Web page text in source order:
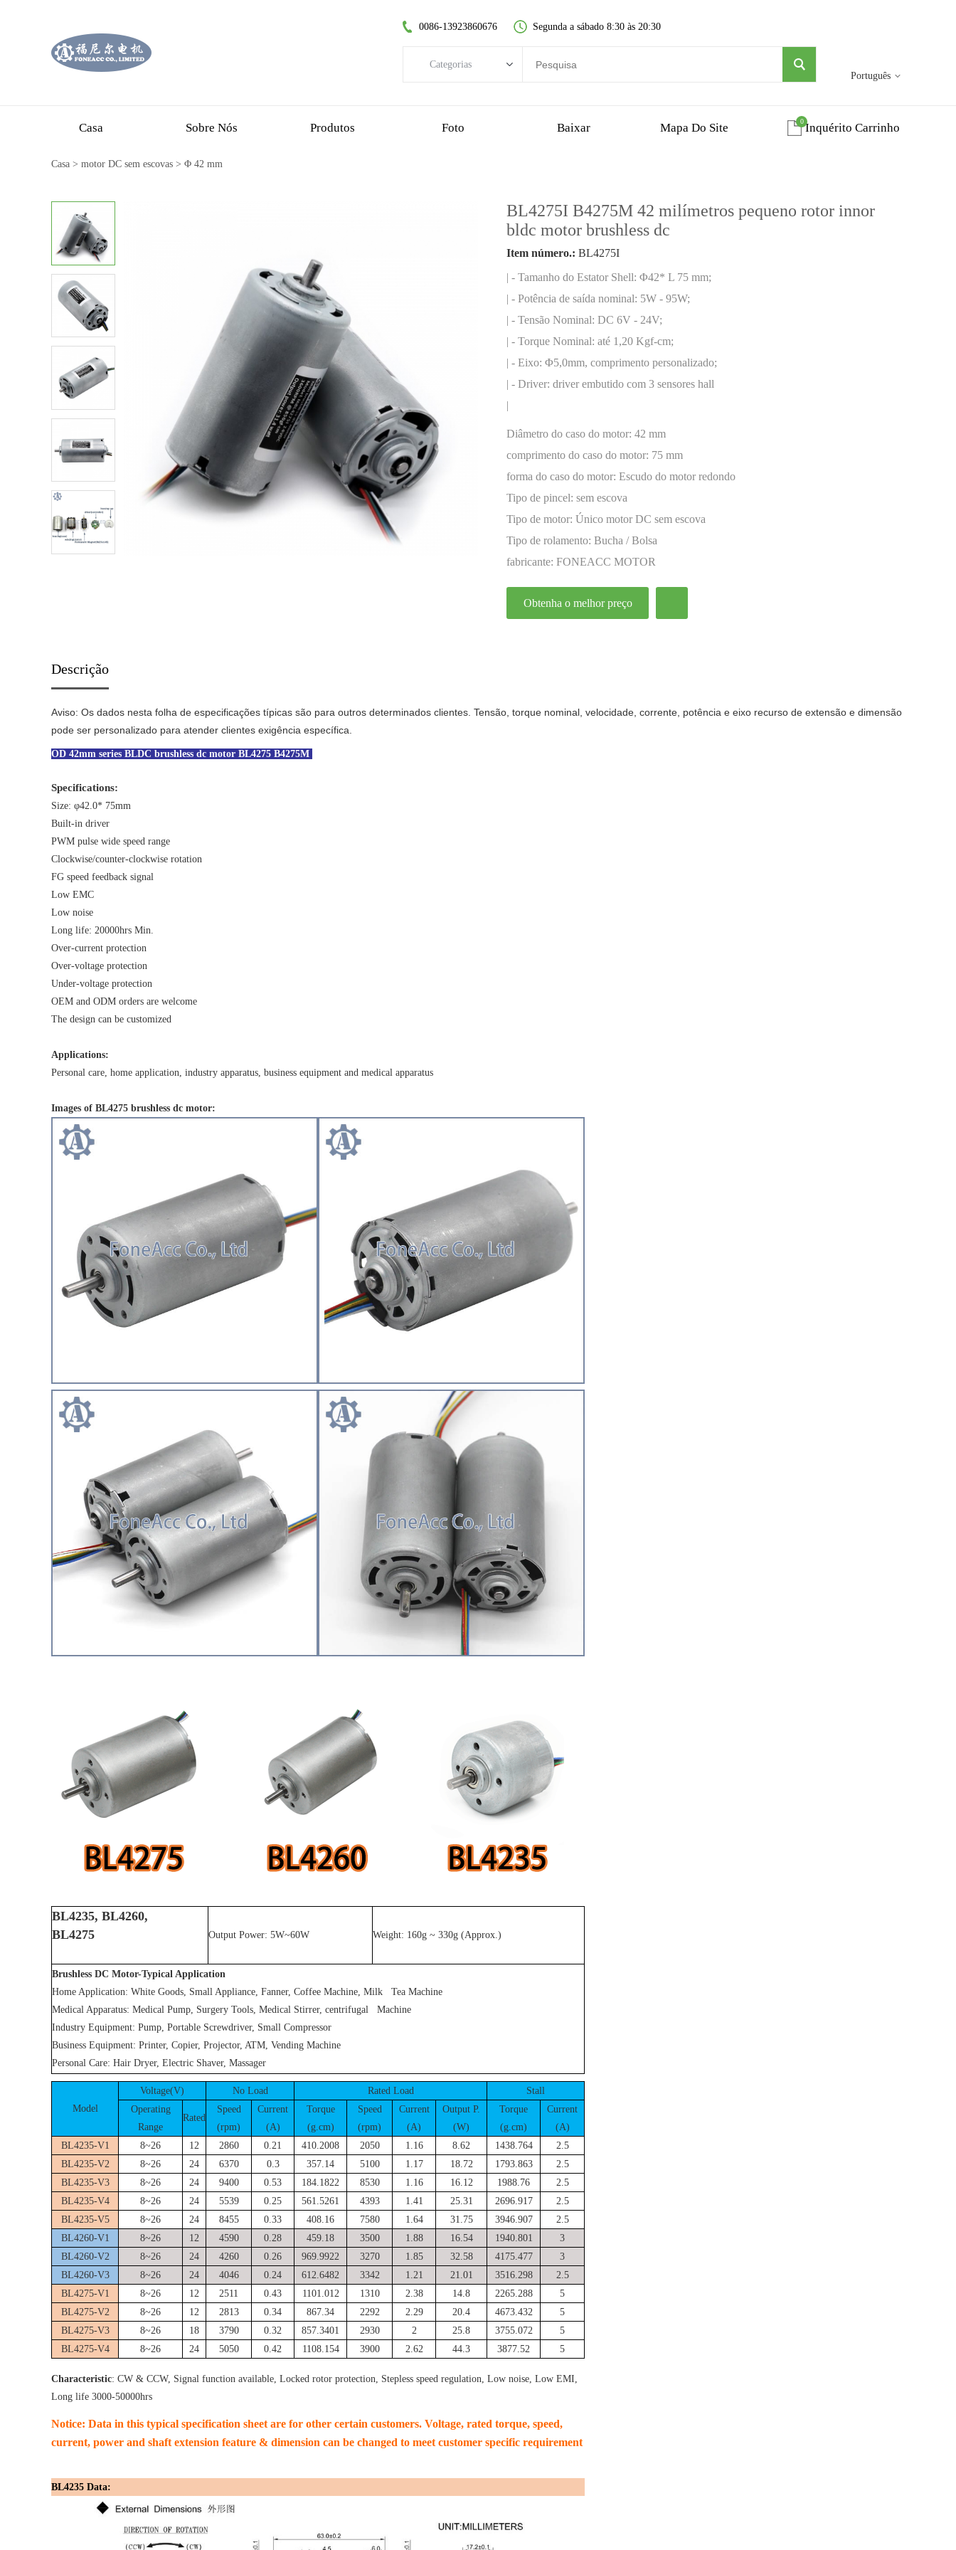
Português
0086-13923860676 Segunda a sábado 8:30 às 20:30
Categorias
motor sem escova sem núcleo
motorredutor sem-fim
Casa Sobre Nós Produtos Foto Baixar Mapa Do Site Inquérito Carrinho
0
Casa > motor DC sem escovas > Φ 42 mm
BL4275I B4275M 42 milímetros pequeno rotor innor
bldc motor brushless dc
Item número.: BL4275I
| - Tamanho do Estator Shell: Φ42* L 75 mm;
| - Potência de saída nominal: 5W - 95W;
| - Tensão Nominal: DC 6V - 24V;
| - Torque Nominal: até 1,20 Kgf-cm;
| - Eixo: Φ5,0mm, comprimento personalizado;
| - Driver: driver embutido com 3 sensores hall
|
Diâmetro do caso do motor: 42 mm
comprimento do caso do motor: 75 mm
forma do caso do motor: Escudo do motor redondo
Tipo de pincel: sem escova
Tipo de motor: Único motor DC sem escova
Tipo de rolamento: Bucha / Bolsa
fabricante: FONEACC MOTOR
Obtenha o melhor preço
Descrição
Aviso: Os dados nesta folha de especificações típicas são para outros determinados clientes. Tensão, torque nominal, velocidade, corrente, potência e eixo recurso de extensão e dimensão
pode ser personalizado para atender clientes exigência específica.
OD 42mm series BLDC brushless dc motor BL4275 B4275M
Specifications:
Size: φ42.0* 75mm
Built-in driver
PWM pulse wide speed range
Clockwise/counter-clockwise rotation
FG speed feedback signal
Low EMC
Low noise
Long life: 20000hrs Min.
Over-current protection
Over-voltage protection
Under-voltage protection
OEM and ODM orders are welcome
The design can be customized
Applications:
Personal care, home application, industry apparatus, business equipment and medical apparatus
Images of BL4275 brushless dc motor:
BL4235, BL4260,
BL4275
Output Power: 5W~60W Weight: 160g ~ 330g (Approx.)
Brushless DC Motor-Typical Application
Home Application: White Goods, Small Appliance, Fanner, Coffee Machine, Milk Tea Machine
Medical Apparatus: Medical Pump, Surgery Tools, Medical Stirrer, centrifugal Machine
Industry Equipment: Pump, Portable Screwdriver, Small Compressor
Business Equipment: Printer, Copier, Projector, ATM, Vending Machine
Personal Care: Hair Dryer, Electric Shaver, Massager
Model
Voltage(V) No Load Rated Load
Stall
Operating
Range
Rated
Speed
(rpm)
Current
(A)
Torque
(g.cm)
Speed
(rpm)
Current
(A)
Output P.
(W)
Torque
(g.cm)
Current
(A)
BL4235-V1
8~26 12 2860 0.21 410.2008 2050 1.16 8.62 1438.764
2.5
BL4235-V2
8~26 24 6370 0.3 357.14 5100 1.17 18.72 1793.863
2.5
BL4235-V3
8~26 24 9400 0.53 184.1822 8530 1.16 16.12 1988.76
2.5
BL4235-V4
8~26 24 5539 0.25 561.5261 4393 1.41 25.31 2696.917
2.5
BL4235-V5
8~26 24 8455 0.33 408.16 7580 1.64 31.75 3946.907
2.5
BL4260-V1
8~26 12 4590 0.28 459.18 3500 1.88 16.54 1940.801
3
BL4260-V2
8~26 24 4260 0.26 969.9922 3270 1.85 32.58 4175.477
3
BL4260-V3
8~26 24 4046 0.24 612.6482 3342 1.21 21.01 3516.298
2.5
BL4275-V1
8~26 12 2511 0.43 1101.012 1310 2.38 14.8 2265.288
5
BL4275-V2
8~26 12 2813 0.34 867.34 2292 2.29 20.4 4673.432
5
BL4275-V3
8~26 18 3790 0.32 857.3401 2930 2 25.8 3755.072
5
BL4275-V4
8~26 24 5050 0.42 1108.154 3900 2.62 44.3 3877.52 5
Characteristic: CW & CCW, Signal function available, Locked rotor protection, Stepless speed regulation, Low noise, Low EMI,
Long life 3000-50000hrs
Notice: Data in this typical specification sheet are for other certain customers. Voltage, rated torque, speed,
current, power and shaft extension feature & dimension can be changed to meet customer specific requirement
BL4235 Data: